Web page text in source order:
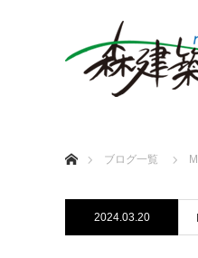
ブログ一覧
2024.03.20